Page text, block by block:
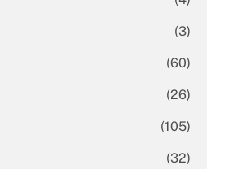
(3)
(60)
(26)
(105)
(32)